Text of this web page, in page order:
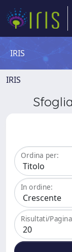
IRIS
IRIS
Ordina per:
In ordine:
Risultati/Pagina